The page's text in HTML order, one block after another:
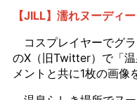
【JILL】濡れヌーディー
コスプレイヤーでグ
のX（旧Twitter）で「
メントと共に1枚の画像